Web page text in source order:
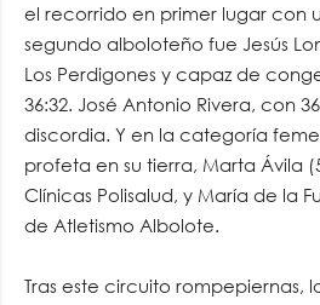
el recorrido en primer lugar con
segundo alboloteño fue Jesús
Los Perdigones y capaz de
36:32. José Antonio Rivera, con
discordia. Y en la categoría
profeta en su tierra, Marta Ávila
Clínicas Polisalud, y María de la
de Atletismo Albolote.
Tras este circuito rompepiernas,